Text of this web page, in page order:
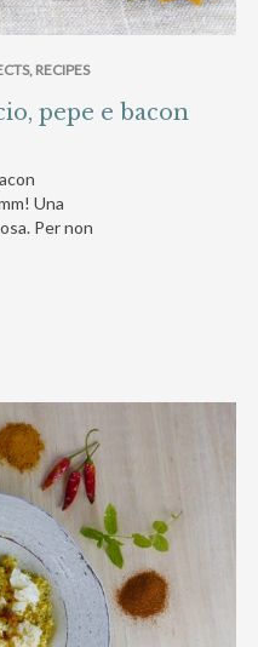
, RECIPES
pepe e bacon
Una
Per non